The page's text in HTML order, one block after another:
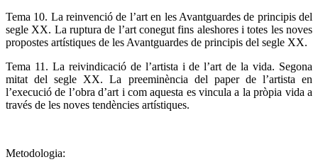
Tema 10. La reinvenció de l’art en les Avantguardes de principis del
segle XX. La ruptura de l’art conegut fins aleshores i totes les noves
propostes artístiques de les Avantguardes de principis del segle XX.
Tema 11. La reivindicació de l’artista i de l’art de la vida. Segona
mitat del segle XX. La preeminència del paper de l’artista en
l’execució de l’obra d’art i com aquesta es vincula a la pròpia vida a
través de les noves tendències artístiques.
Metodologia: